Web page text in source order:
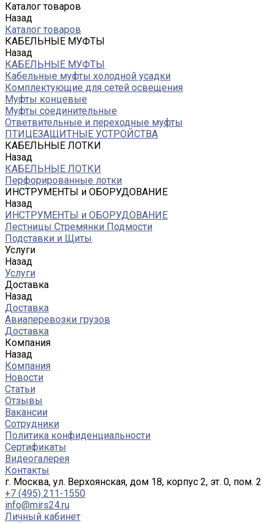
Каталог товаров
Назад
Каталог товаров
КАБЕЛЬНЫЕ МУФТЫ
Назад
КАБЕЛЬНЫЕ МУФТЫ
Кабельные муфты холодной усадки
Комплектующие для сетей освещения
Муфты концевые
Муфты соединительные
Ответвительные и переходные муфты
ПТИЦЕЗАЩИТНЫЕ УСТРОЙСТВА
КАБЕЛЬНЫЕ ЛОТКИ
Назад
КАБЕЛЬНЫЕ ЛОТКИ
Перфорированные лотки
ИНСТРУМЕНТЫ и ОБОРУДОВАНИЕ
Назад
ИНСТРУМЕНТЫ и ОБОРУДОВАНИЕ
Лестницы Стремянки Подмости
Подставки и Щиты
Услуги
Назад
Услуги
Доставка
Назад
Доставка
Авиаперевозки грузов
Доставка
Компания
Назад
Компания
Новости
Статьи
Отзывы
Вакансии
Сотрудники
Политика конфиденциальности
Сертификаты
Видеогалерея
Контакты
г. Москва, ул. Верхоянская, дом 18, корпус 2, эт. 0, пом. 2
+7 (495) 211-1550
info@mirs24.ru
Личный кабинет